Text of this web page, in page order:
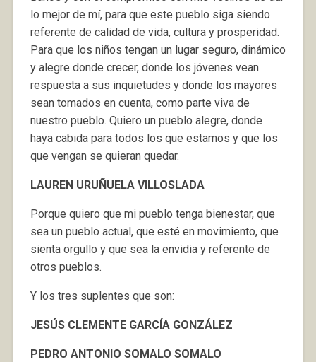
lo mejor de mí, para que este pueblo siga siendo
referente de calidad de vida, cultura y prosperidad.
Para que los niños tengan un lugar seguro, dinámico
y alegre donde crecer, donde los jóvenes vean
respuesta a sus inquietudes y donde los mayores
sean tomados en cuenta, como parte viva de
nuestro pueblo. Quiero un pueblo alegre, donde
haya cabida para todos los que estamos y que los
que vengan se quieran quedar.
LAUREN URUÑUELA VILLOSLADA
Porque quiero que mi pueblo tenga bienestar, que
sea un pueblo actual, que esté en movimiento, que
sienta orgullo y que sea la envidia y referente de
otros pueblos.
Y los tres suplentes que son:
JESÚS CLEMENTE GARCÍA GONZÁLEZ
PEDRO ANTONIO SOMALO SOMALO